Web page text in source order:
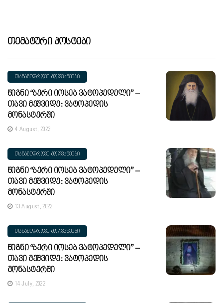
Თემატური Პოსტები
ᲗᲐᲜᲐᲛᲔᲓᲠᲝᲕᲔ ᲛᲝᲦᲕᲐᲬᲔᲔᲑᲘ
Წიგნი “ბერი Იოსებ Ვატოპედელი” –
Თავი Მეშვიდე: Ვატოპედის
Მონასტერში
4 August, 2022
ᲗᲐᲜᲐᲛᲔᲓᲠᲝᲕᲔ ᲛᲝᲦᲕᲐᲬᲔᲔᲑᲘ
Წიგნი “ბერი Იოსებ Ვატოპედელი” –
Თავი Მეშვიდე: Ვატოპედის
Მონასტერში
13 August, 2022
ᲗᲐᲜᲐᲛᲔᲓᲠᲝᲕᲔ ᲛᲝᲦᲕᲐᲬᲔᲔᲑᲘ
Წიგნი “ბერი Იოსებ Ვატოპედელი” –
Თავი Მეშვიდე: Ვატოპედის
Მონასტერში
14 July, 2022